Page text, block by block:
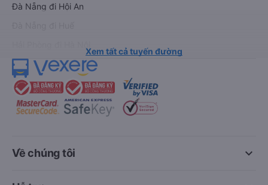
Đà Nẵng đi Hội An
Xem tất cả tuyến đường
keyboard_arrow_down
Về chúng tôi